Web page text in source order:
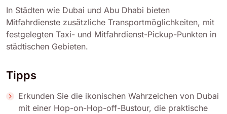
In Städten wie Dubai und Abu Dhabi bieten
Mitfahrdienste zusätzliche Transportmöglichkeiten, mit
festgelegten Taxi- und Mitfahrdienst-Pickup-Punkten in
städtischen Gebieten.
Tipps
Erkunden Sie die ikonischen Wahrzeichen von Dubai
mit einer Hop-on-Hop-off-Bustour, die praktische